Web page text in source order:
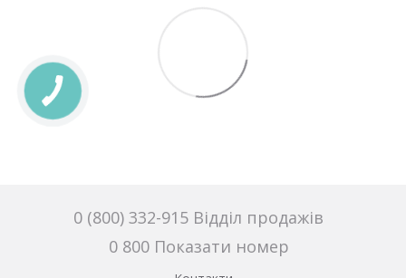
0 (800) 332-915 Відділ продажів
0 800 Показати номер